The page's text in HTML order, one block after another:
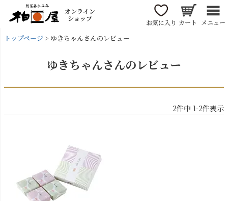
オンライン
ショップ
お気に入り カート メニュー
トップページ ゆきちゃんさんのレビュー
ゆきちゃんさんのレビュー
2件中 1-2件表示